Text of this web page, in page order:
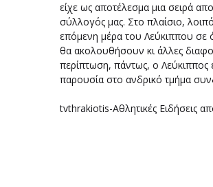
είχε ως αποτέλεσμα μια σειρά
σύλλογός μας. Στο πλαίσιο,
επόμενη μέρα του Λεύκιππου σε
θα ακολουθήσουν κι άλλες
περίπτωση, πάντως, ο Λεύκιππος
παρουσία στο ανδρικό τμήμα
tvthrakiotis-Αθλητικές Ειδήσεις